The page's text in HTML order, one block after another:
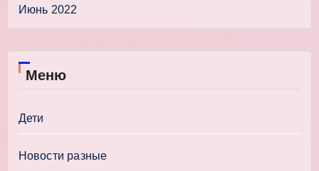
Июнь 2022
Меню
Дети
Новости разные